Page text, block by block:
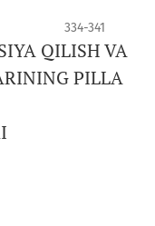
334-341
QILISH VA
PILLA